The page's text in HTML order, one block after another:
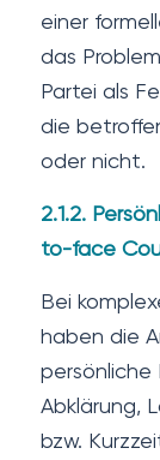
einer
das
Partei als
die
oder nicht.
2.1.2.
to-face
Bei
haben die
persönliche
Abklärung,
bzw.